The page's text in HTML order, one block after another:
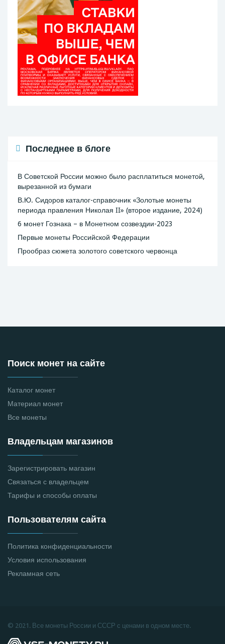
Последнее в блоге
В Советской России можно было расплатиться монетой,
вырезанной из бумаги
В.Ю. Сидоров каталог-справочник «Золотые монеты
периода правления Николая II» (второе издание, 2024)
6 монет Гознака – в Монетном созвездии-2023
Первые монеты Российской Федерации
Прообраз сюжета золотого советского червонца
Поиск монет на сайте
Каталог монет
Материал монет
Все монеты
Владельцам магазинов
Зарегистрировать магазин
Связаться с владельцем
Тарифы и способы оплаты
Пользователям сайта
Политика конфиденциальности
Условия использования
Рекламная сеть
© 2021. Все монеты России и СССР с ценами в одном месте.